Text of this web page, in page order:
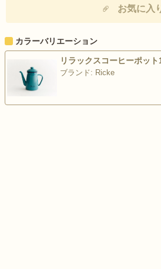
お気に入
カラーバリエーション
リラックスコーヒーポッ
ブランド: Ricke